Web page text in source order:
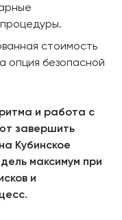
стоимость
опция безопасной
и работа с
завершить
Кубинское
максимум при
и